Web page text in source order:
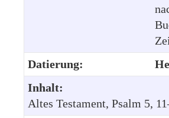
Datierung:
Inhalt:
Altes Testament, Psalm 5,